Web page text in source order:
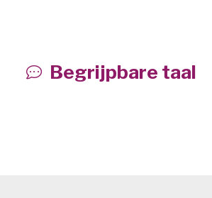
Begrijpbare taal